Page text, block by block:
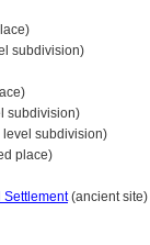
subdivision)
subdivision)
level subdivision)
place)
Settlement(ancient site)